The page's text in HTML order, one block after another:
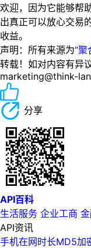
欢迎，因为它能够帮
出真正可以放心交易
收益。
声明：所有来源为“聚
转载！如对内容有异
marketing@think-
分享
API百科
生活服务 企业工商
API资讯
手机在网时长MD5加